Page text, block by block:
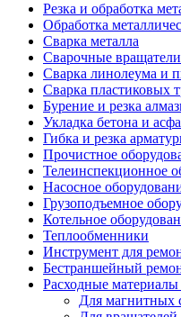
Резка и обработка
Обработка
Сварка металла
Сварочные
Сварка линолеума и
Сварка пластиковых
Бурение и резка
Укладка бетона и
Гибка и резка
Прочистное
Телеинспекционное
Насосное
Грузоподъемное
Котельное
Теплообменники
Инструмент для
Бестраншейный
Расходные материалы
Для магнитных